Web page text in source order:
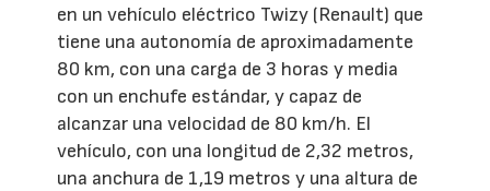
en un vehículo eléctrico Twizy (Renault) que
tiene una autonomía de aproximadamente
80 km, con una carga de 3 horas y media
con un enchufe estándar, y capaz de
alcanzar una velocidad de 80 km/h. El
vehículo, con una longitud de 2,32 metros,
una anchura de 1,19 metros y una altura de